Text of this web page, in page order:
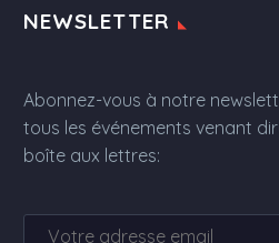
NEWSLETTER
Abonnez-vous à notre
tous les événements venant
boîte aux lettres: